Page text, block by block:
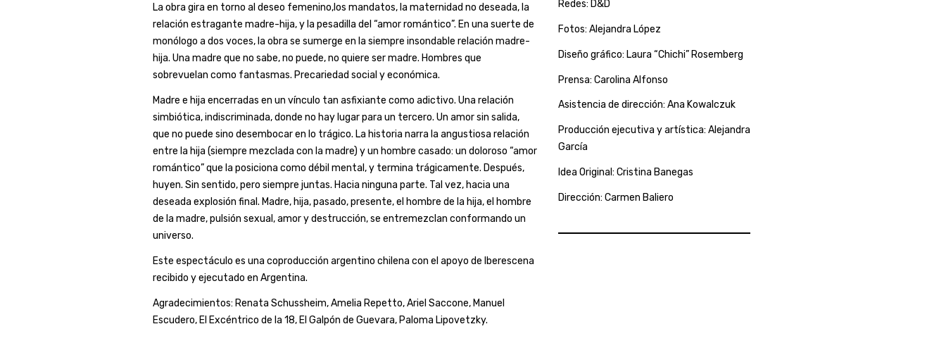
La obra gira en torno al deseo femenino,los mandatos, la maternidad no deseada, la
relación estragante madre-hija, y la pesadilla del “amor romántico”. En una suerte de
monólogo a dos voces, la obra se sumerge en la siempre insondable relación madre-
hija. Una madre que no sabe, no puede, no quiere ser madre. Hombres que
sobrevuelan como fantasmas. Precariedad social y económica.
Madre e hija encerradas en un vínculo tan asfixiante como adictivo. Una relación
simbiótica, indiscriminada, donde no hay lugar para un tercero. Un amor sin salida,
que no puede sino desembocar en lo trágico. La historia narra la angustiosa relación
entre la hija (siempre mezclada con la madre) y un hombre casado: un doloroso “amor
romántico” que la posiciona como débil mental, y termina trágicamente. Después,
huyen. Sin sentido, pero siempre juntas. Hacia ninguna parte. Tal vez, hacia una
deseada explosión final. Madre, hija, pasado, presente, el hombre de la hija, el hombre
de la madre, pulsión sexual, amor y destrucción, se entremezclan conformando un
universo.
Este espectáculo es una coproducción argentino chilena con el apoyo de Iberescena
recibido y ejecutado en Argentina.
Agradecimientos: Renata Schussheim, Amelia Repetto, Ariel Saccone, Manuel
Escudero, El Excéntrico de la 18, El Galpón de Guevara, Paloma Lipovetzky.
Redes: D&D
Fotos: Alejandra López
Diseño gráfico: Laura “Chichi” Rosemberg
Prensa: Carolina Alfonso
Asistencia de dirección: Ana Kowalczuk
Producción ejecutiva y artística: Alejandra
García
Idea Original: Cristina Banegas
Dirección: Carmen Baliero